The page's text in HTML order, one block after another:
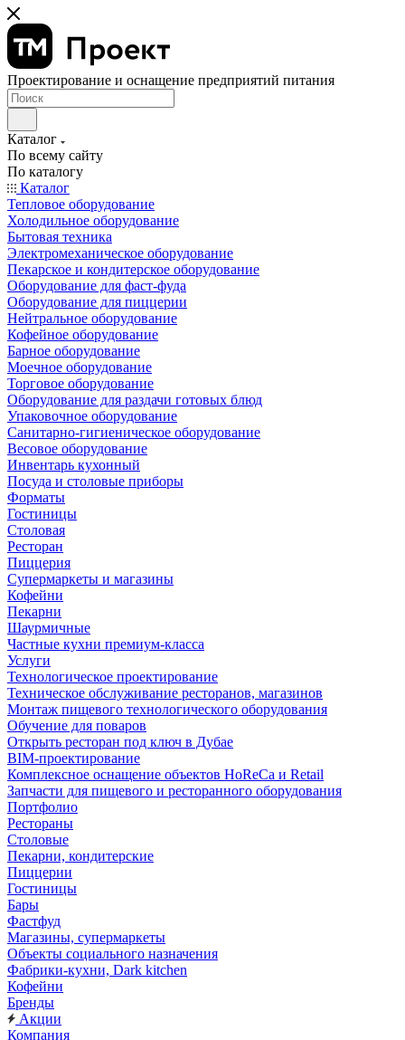
Проектирование и оснащение предприятий питания
Каталог
По всему сайту
По каталогу
Каталог
Тепловое оборудование
Холодильное оборудование
Бытовая техника
Электромеханическое оборудование
Пекарское и кондитерское оборудование
Оборудование для фаст-фуда
Оборудование для пиццерии
Нейтральное оборудование
Кофейное оборудование
Барное оборудование
Моечное оборудование
Торговое оборудование
Оборудование для раздачи готовых блюд
Упаковочное оборудование
Санитарно-гигиеническое оборудование
Весовое оборудование
Инвентарь кухонный
Посуда и столовые приборы
Форматы
Гостиницы
Столовая
Ресторан
Пиццерия
Супермаркеты и магазины
Кофейни
Пекарни
Шаурмичные
Частные кухни премиум-класса
Услуги
Технологическое проектирование
Техническое обслуживание ресторанов, магазинов
Монтаж пищевого технологического оборудования
Обучение для поваров
Открыть ресторан под ключ в Дубае
BIM-проектирование
Комплексное оснащение объектов HoReCa и Retail
Запчасти для пищевого и ресторанного оборудования
Портфолио
Рестораны
Столовые
Пекарни, кондитерские
Пиццерии
Гостиницы
Бары
Фастфуд
Магазины, супермаркеты
Объекты социального назначения
Фабрики-кухни, Dark kitchen
Кофейни
Бренды
Акции
Компания